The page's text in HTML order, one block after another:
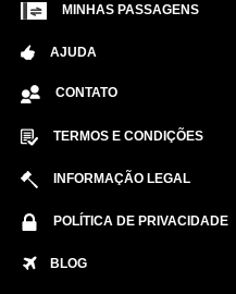
MINHAS PASSAGENS
AJUDA
CONTATO
TERMOS E CONDIÇÕES
INFORMAÇÃO LEGAL
POLÍTICA DE PRIVACIDADE
BLOG